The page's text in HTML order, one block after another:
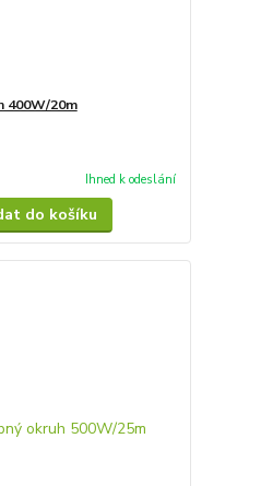
400W/20m
Ihned k odeslání
do košíku